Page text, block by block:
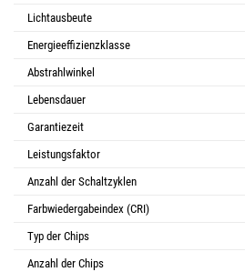
Lichtausbeute
Energieeffizienzklasse
Abstrahlwinkel
Lebensdauer
Garantiezeit
Leistungsfaktor
Anzahl der Schaltzyklen
Farbwiedergabeindex (CRI)
Typ der Chips
Anzahl der Chips